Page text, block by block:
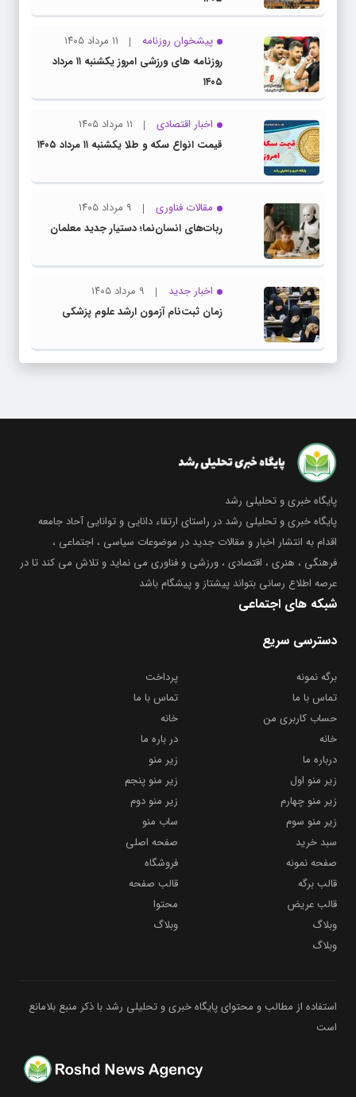
پیشخوان روزنامه
۱۱ مرداد ۱۴۰۵
روزنامه های ورزشی امروز یکشنبه ۱۱ مرداد
۱۴۰۵
اخبار اقتصادی
۱۱ مرداد ۱۴۰۵
قیمت انواع سکه و طلا یکشنبه ۱۱ مرداد ۱۴۰۵
مقالات فناوری
۹ مرداد ۱۴۰۵
ربات‌های انسان‌نما؛ دستیار جدید معلمان
اخبار جدید
۹ مرداد ۱۴۰۵
زمان ثبت‌نام آزمون ارشد علوم پزشکی
پایگاه خبری و تحلیلی رشد
پایگاه خبری و تحلیلی رشد در راستای ارتقاء دانایی و توانایی آحاد جامعه
اقدام به انتشار اخبار و مقالات جدید در موضوعات سیاسی ، اجتماعی ،
فرهنگی ، هنری ، اقتصادی ، ورزشی و فناوری می نماید و تلاش می کند تا در
عرصه اطلاع رسانی بتواند پیشتاز و پیشگام باشد
شبکه های اجتماعی
دسترسی سریع
برگه نمونه
پرداخت
تماس با ما
تماس با ما
حساب کاربری من
خانه
خانه
در باره ما
درباره ما
زیر منو
زیر منو اول
زیر منو پنجم
زیر منو چهارم
زیر منو دوم
زیر منو سوم
ساب منو
سبد خرید
صفحه اصلی
صفحه نمونه
فروشگاه
قالب برگه
قالب صفحه
قالب عریض
محتوا
وبلاگ
وبلاگ
وبلاگ
استفاده از مطالب و محتوای پایگاه خبری و تحلیلی رشد با ذکر منبع بلامانع
است